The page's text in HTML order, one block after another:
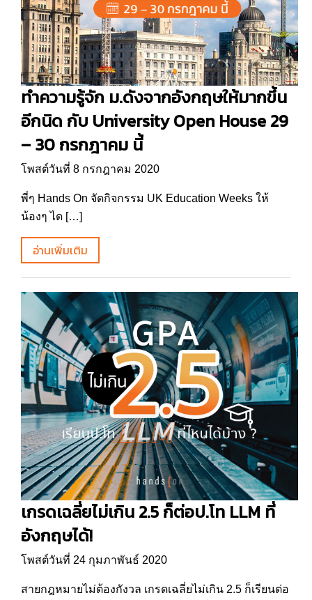
ทำความรู้จัก ม.ดังจากอังกฤษให้มากขึ้น
อีกนิด กับ University Open House 29
– 30 กรกฎาคม นี้
โพสต์วันที่ 8 กรกฎาคม 2020
พี่ๆ Hands On จัดกิจกรรม UK Education Weeks ให้
น้องๆ ได […]
อ่านเพิ่มเติม
เกรดเฉลี่ยไม่เกิน 2.5 ก็ต่อป.โท LLM ที่
อังกฤษได้!
โพสต์วันที่ 24 กุมภาพันธ์ 2020
สายกฎหมายไม่ต้องกังวล เกรดเฉลี่ยไม่เกิน 2.5 ก็เรียนต่อ